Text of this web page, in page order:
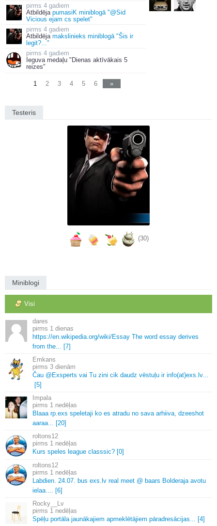
4 gadiem
Atbildēja pumasiK miniblogā "@Sid
Vicious ejam cs spelet"
4 gadiem
Atbildēja makslinieks miniblogā "Šis ir
legit?..."
4 gadiem
Ieguva medaļu "Dienas aktīvākais 5
reizes"
1 2 3 4 5 6 »
Testeris
(30)
Miniblogi
Visi
dares
1 dienas
https://en.wikipedia.org/wiki/Essay The word essay derives
from the... [7]
Emkans
3 dienām
Čau @Exsperts vai Tu zini cik daudz vēstuļu ir info(at)exs. lv...
[5]
Impala
1 nedēļas
Blaaa rp.exs speletaji ko es atradu no sava arhiiva, dzeeshot
aaraa... [20]
roltons12
1 nedēļas
Kurs speles league classsic? [0]
roltons12
1 nedēļas
Labdien. 24.07. bus exs. lv real meet @ baars Bolderaja avotu
ielaa.... [6]
Rocky__Lv
1 nedēļas
Spēļu portāla jaunākajiem apmeklētājiem pāradresācijas... [4]